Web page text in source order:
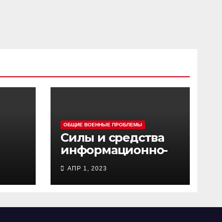
ОБЩИЕ ВОЕННЫЕ ПРОБЛЕМЫ
Силы и средства
информационно-
операций
вооруженных сил
АПР 1, 2023